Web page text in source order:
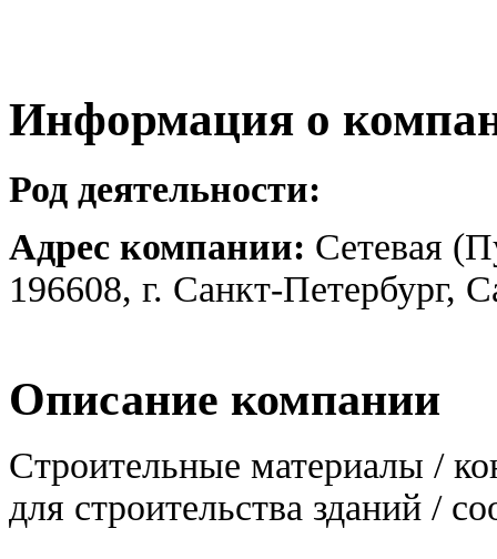
Информация о
Род деятельности:
Адрес компании: Сетевая
196608, г. Санкт-Петербург,
Описание компании
Строительные материалы /
для строительства зданий /